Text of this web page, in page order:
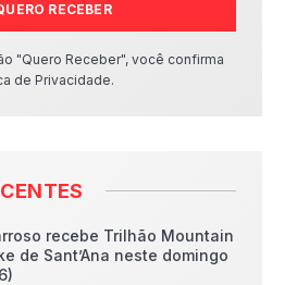
RECEBER
"Quero Receber", você confirma
de Privacidade.
recebe Trilhão Mountain
de Sant’Ana neste domingo